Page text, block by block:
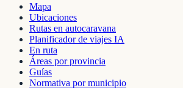
Mapa
Ubicaciones
Rutas en autocaravana
Planificador de viajes IA
En ruta
Áreas por provincia
Guías
Normativa por municipio